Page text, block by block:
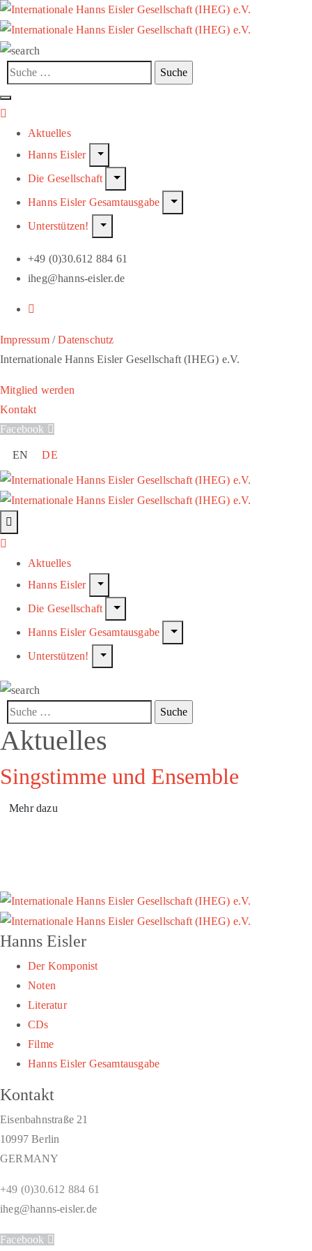
Aktuelles
Hanns Eisler
Die Gesellschaft
Hanns Eisler Gesamtausgabe
Unterstützen!
+49 (0)30.612 884 61
iheg@hanns-eisler.de
Impressum/Datenschutz
Internationale Hanns Eisler Gesellschaft (IHEG) e.V.
Mitglied werden
Kontakt
Facebook
EN DE
Aktuelles
Hanns Eisler
Die Gesellschaft
Hanns Eisler Gesamtausgabe
Unterstützen!
Aktuelles
Singstimme und Ensemble
Mehr dazu
Hanns Eisler
Der Komponist
Noten
Literatur
CDs
Filme
Hanns Eisler Gesamtausgabe
Kontakt
Eisenbahnstraße 21
10997 Berlin
GERMANY
+49 (0)30.612 884 61
iheg@hanns-eisler.de
Facebook